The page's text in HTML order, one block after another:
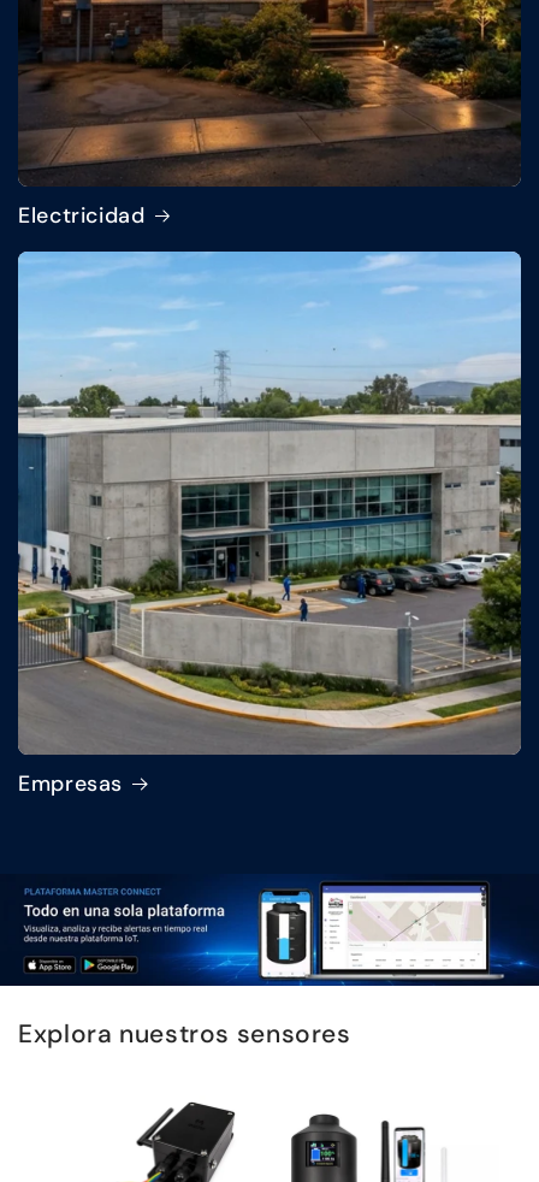
Electricidad
Empresas
Explora nuestros sensores